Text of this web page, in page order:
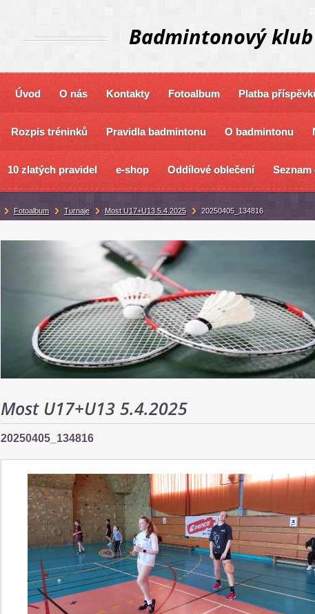
Badmintonový
Úvod O nás Kontakty Fotoalbum Platba
Rozpis tréninků Pravidla badmintonu O badmintonu
10 zlatých pravidel e-shop Oddílové oblečení Seznam
Most U17+U13 5.4.2025
20250405_134816
Fotoalbum Turnaje Most U17+U13 5.4.2025 20250405_134816